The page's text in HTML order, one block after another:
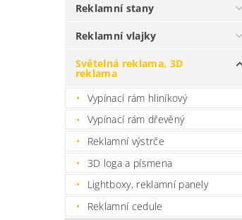
Reklamní stany
Reklamní vlajky
Světelná reklama, 3D
reklama
Vypínací rám hliníkový
Vypínací rám dřevěný
Reklamní výstrče
3D loga a písmena
Lightboxy, reklamní panely
Reklamní cedule